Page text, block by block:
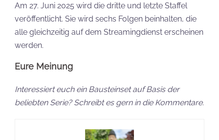
Am 27. Juni 2025 wird die dritte und letzte Staffel
veröffentlicht. Sie wird sechs Folgen beinhalten, die
alle gleichzeitig auf dem Streamingdienst erscheinen
werden.
Eure Meinung
Interessiert euch ein Bausteinset auf Basis der
beliebten Serie? Schreibt es gern in die Kommentare.